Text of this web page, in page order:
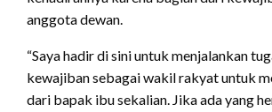
anggota dewan.
“Saya hadir di sini untuk menjalankan
kewajiban sebagai wakil rakyat untuk
dari bapak ibu sekalian. Jika ada yang